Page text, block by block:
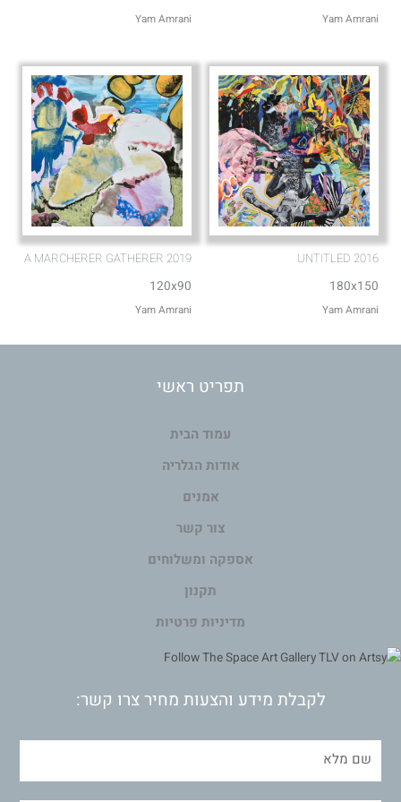
Yam Amrani
Yam Amrani
UNTITLED 2016
180x150
Yam Amrani
A MARCHERER GATHERER 2019
120x90
Yam Amrani
תפריט ראשי
עמוד הבית
אודות הגלריה
אמנים
צור קשר
אספקה ומשלוחים
תקנון
מדיניות פרטיות
לקבלת מידע והצעות מחיר צרו קשר: